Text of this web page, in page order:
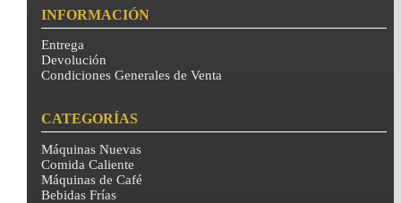
INFORMACIÓN
Entrega
Devolución
Condiciones Generales de Venta
CATEGORÍAS
Máquinas Nuevas
Comida Caliente
Máquinas de Café
Bebidas Frías